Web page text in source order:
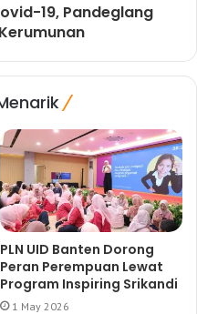
19, Pandeglang
PLN UID Banten Dorong
Peran Perempuan Lewat
Program Inspiring Srikandi
1 May 2026